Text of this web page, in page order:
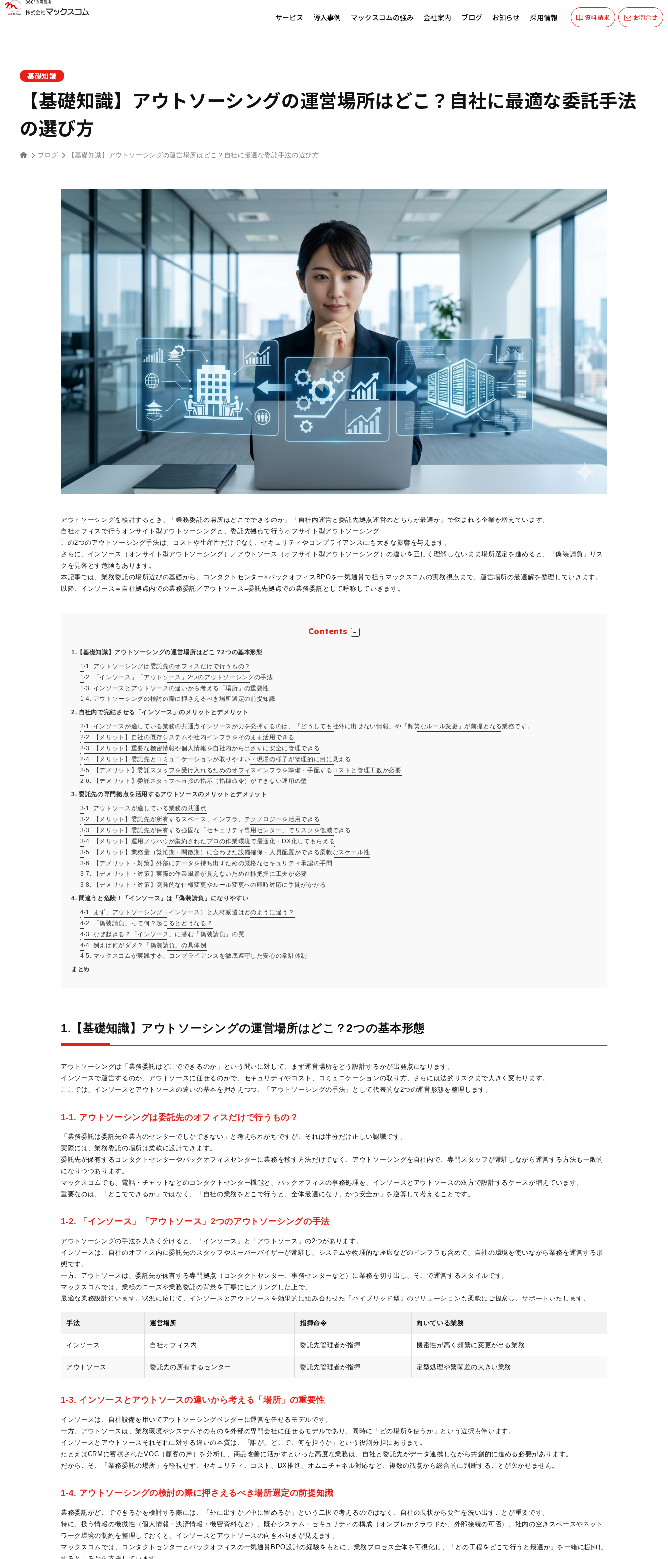
サービス 導入事例 マックスコムの強み 会社案内 ブログ お知らせ 採用情報 資料請求 お問合せ
基礎知識
【基礎知識】アウトソーシングの運営場所はどこ？自社に最適な委託手法
の選び方
ブログ 【基礎知識】アウトソーシングの運営場所はどこ？自社に最適な委託手法の選び方
アウトソーシングを検討するとき、「業務委託の場所はどこでできるのか」「自社内運営と委託先拠点運営のどちらが最適か」で悩まれる企業が増えています。
自社オフィスで行うオンサイト型アウトソーシングと、委託先拠点で行うオフサイト型アウトソーシング
この2つのアウトソーシング手法は、コストや生産性だけでなく、セキュリティやコンプライアンスにも大きな影響を与えます。
さらに、インソース（オンサイト型アウトソーシング）／アウトソース（オフサイト型アウトソーシング）の違いを正しく理解しないまま場所選定を進めると、「偽装請負」リス
クを見落とす危険もあります。
本記事では、業務委託の場所選びの基礎から、コンタクトセンター×バックオフィスBPOを一気通貫で担うマックスコムの実務視点まで、運営場所の最適解を整理していきます。
以降、インソース＝自社拠点内での業務委託／アウトソース=委託先拠点での業務委託として呼称していきます。
Contents
1.【基礎知識】アウトソーシングの運営場所はどこ？2つの基本形態
1-1. アウトソーシングは委託先のオフィスだけで行うもの？
1-2. 「インソース」「アウトソース」2つのアウトソーシングの手法
1-3. インソースとアウトソースの違いから考える「場所」の重要性
1-4. アウトソーシングの検討の際に押さえるべき場所選定の前提知識
2. 自社内で完結させる「インソース」のメリットとデメリット
2-1. インソースが適している業務の共通点インソースが力を発揮するのは、「どうしても社外に出せない情報」や「頻繁なルール変更」が前提となる業務です。
2-2. 【メリット】自社の既存システムや社内インフラをそのまま活用できる
2-3. 【メリット】重要な機密情報や個人情報を自社内から出さずに安全に管理できる
2-4. 【メリット】委託先とコミュニケーションが取りやすい・現場の様子が物理的に目に見える
2-5. 【デメリット】委託スタッフを受け入れるためのオフィスインフラを準備・手配するコストと管理工数が必要
2-6. 【デメリット】委託スタッフへ直接の指示（指揮命令）ができない運用の壁
3. 委託先の専門拠点を活用するアウトソースのメリットとデメリット
3-1. アウトソースが適している業務の共通点
3-2. 【メリット】委託先が所有するスペース、インフラ、テクノロジーを活用できる
3-3. 【メリット】委託先が保有する強固な「セキュリティ専用センター」でリスクを低減できる
3-4. 【メリット】運用ノウハウが集約されたプロの作業環境で最適化・DX化してもらえる
3-5. 【メリット】業務量（繁忙期・閑散期）に合わせた設備確保・人員配置ができる柔軟なスケール性
3-6. 【デメリット・対策】外部にデータを持ち出すための厳格なセキュリティ承認の手間
3-7. 【デメリット・対策】実際の作業風景が見えないため進捗把握に工夫が必要
3-8. 【デメリット・対策】突発的な仕様変更やルール変更への即時対応に手間がかかる
4. 間違うと危険！「インソース」は「偽装請負」になりやすい
4-1. まず、アウトソーシング（インソース）と人材派遣はどのように違う？
4-2. 「偽装請負」って何？起こるとどうなる？
4-3. なぜ起きる？「インソース」に潜む「偽装請負」の罠
4-4. 例えば何がダメ？「偽装請負」の具体例
4-5. マックスコムが実践する、コンプライアンスを徹底遵守した安心の常駐体制
まとめ
1.【基礎知識】アウトソーシングの運営場所はどこ？2つの基本形態
アウトソーシングは「業務委託はどこでできるのか」という問いに対して、まず運営場所をどう設計するかが出発点になります。
インソースで運営するのか、アウトソースに任せるのかで、セキュリティやコスト、コミュニケーションの取り方、さらには法的リスクまで大きく変わります。
ここでは、インソースとアウトソースの違いの基本を押さえつつ、「アウトソーシングの手法」として代表的な2つの運営形態を整理します。
1-1. アウトソーシングは委託先のオフィスだけで行うもの？
「業務委託は委託先企業内のセンターでしかできない」と考えられがちですが、それは半分だけ正しい認識です。
実際には、業務委託の場所は柔軟に設計できます。
委託先が保有するコンタクトセンターやバックオフィスセンターに業務を移す方法だけでなく、アウトソーシングを自社内で、専門スタッフが常駐しながら運営する方法も一般的
になりつつあります。
マックスコムでも、電話・チャットなどのコンタクトセンター機能と、バックオフィスの事務処理を、インソースとアウトソースの双方で設計するケースが増えています。
重要なのは、「どこでできるか」ではなく、「自社の業務をどこで行うと、全体最適になり、かつ安全か」を逆算して考えることです。
1-2. 「インソース」「アウトソース」2つのアウトソーシングの手法
アウトソーシングの手法を大きく分けると、「インソース」と「アウトソース」の2つがあります。
インソースは、自社のオフィス内に委託先のスタッフやスーパーバイザーが常駐し、システムや物理的な座席などのインフラも含めて、自社の環境を使いながら業務を運営する形
態です。
一方、アウトソースは、委託先が保有する専門拠点（コンタクトセンター、事務センターなど）に業務を切り出し、そこで運営するスタイルです。
マックスコムでは、業様のニーズや業務委託の背景を丁寧にヒアリングした上で、
最適な業務設計行います。状況に応じて、インソースとアウトソースを効果的に組み合わせた「ハイブリッド型」のソリューションも柔軟にご提案し、サポートいたします。
手法 運営場所 指揮命令 向いている業務
インソース 自社オフィス内 委託先管理者が指揮 機密性が高く頻繁に変更が出る業務
アウトソース 委託先の所有するセンター 委託先管理者が指揮 定型処理や繁閑差の大きい業務
1-3. インソースとアウトソースの違いから考える「場所」の重要性
インソースは、自社設備を用いてアウトソーシングベンダーに運営を任せるモデルです。
一方、アウトソースは、業務環境やシステムそのものを外部の専門会社に任せるモデルであり、同時に「どの場所を使うか」という選択も伴います。
インソースとアウトソースそれぞれに対する違いの本質は、「誰が、どこで、何を担うか」という役割分担にあります。
たとえばCRMに蓄積されたVOC（顧客の声）を分析し、商品改善に活かすといった高度な業務は、自社と委託先がデータ連携しながら共創的に進める必要があります。
だからこそ、「業務委託の場所」を軽視せず、セキュリティ、コスト、DX推進、オムニチャネル対応など、複数の観点から総合的に判断することが欠かせません。
1-4. アウトソーシングの検討の際に押さえるべき場所選定の前提知識
業務委託がどこでできるかを検討する際には、「外に出すか／中に留めるか」という二択で考えるのではなく、自社の現状から要件を洗い出すことが重要です。
特に、扱う情報の機微性（個人情報・決済情報・機密資料など）、既存システム・セキュリティの構成（オンプレかクラウドか、外部接続の可否）、社内の空きスペースやネット
ワーク環境の制約を整理しておくと、インソースとアウトソースの向き不向きが見えます。
マックスコムでは、コンタクトセンターとバックオフィスの一気通貫BPO設計の経験をもとに、業務プロセス全体を可視化し、「どの工程をどこで行うと最適か」を一緒に棚卸し